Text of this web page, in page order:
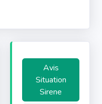
Avis
Situation
Sirene